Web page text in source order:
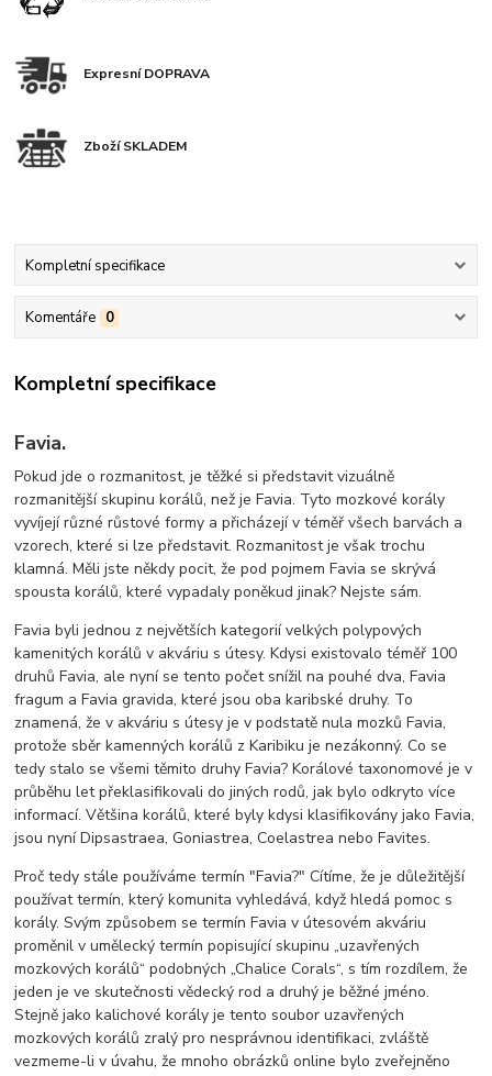
Expresní DOPRAVA
Zboží SKLADEM
Kompletní specifikace
Komentáře 0
Kompletní specifikace
Favia.
Pokud jde o rozmanitost, je těžké si představit vizuálně
rozmanitější skupinu korálů, než je Favia. Tyto mozkové korály
vyvíjejí různé růstové formy a přicházejí v téměř všech barvách a
vzorech, které si lze představit. Rozmanitost je však trochu
klamná. Měli jste někdy pocit, že pod pojmem Favia se skrývá
spousta korálů, které vypadaly poněkud jinak? Nejste sám.
Favia byli jednou z největších kategorií velkých polypových
kamenitých korálů v akváriu s útesy. Kdysi existovalo téměř 100
druhů Favia, ale nyní se tento počet snížil na pouhé dva, Favia
fragum a Favia gravida, které jsou oba karibské druhy. To
znamená, že v akváriu s útesy je v podstatě nula mozků Favia,
protože sběr kamenných korálů z Karibiku je nezákonný. Co se
tedy stalo se všemi těmito druhy Favia? Korálové taxonomové je v
průběhu let překlasifikovali do jiných rodů, jak bylo odkryto více
informací. Většina korálů, které byly kdysi klasifikovány jako Favia,
jsou nyní Dipsastraea, Goniastrea, Coelastrea nebo Favites.
Proč tedy stále používáme termín "Favia?" Cítíme, že je důležitější
používat termín, který komunita vyhledává, když hledá pomoc s
korály. Svým způsobem se termín Favia v útesovém akváriu
proměnil v umělecký termín popisující skupinu „uzavřených
mozkových korálů“ podobných „Chalice Corals“, s tím rozdílem, že
jeden je ve skutečnosti vědecký rod a druhý je běžné jméno.
Stejně jako kalichové korály je tento soubor uzavřených
mozkových korálů zralý pro nesprávnou identifikaci, zvláště
vezmeme-li v úvahu, že mnoho obrázků online bylo zveřejněno